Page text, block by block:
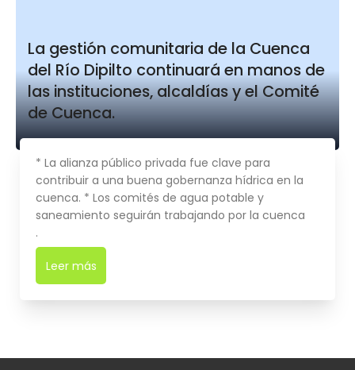
La gestión comunitaria de la Cuenca
del Río Dipilto continuará en manos de
las instituciones, alcaldías y el Comité
de Cuenca.
* La alianza público privada fue clave para
contribuir a una buena gobernanza hídrica en la
cuenca. * Los comités de agua potable y
saneamiento seguirán trabajando por la cuenca
.
Leer más